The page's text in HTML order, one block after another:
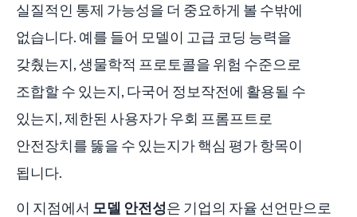
실질적인 통제 가능성을 더 중요하게 볼 수밖에
없습니다. 예를 들어 모델이 고급 코딩 능력을
갖췄는지, 생물학적 프로토콜을 위험 수준으로
조합할 수 있는지, 다국어 정보작전에 활용될 수
있는지, 제한된 사용자가 우회 프롬프트로
안전장치를 뚫을 수 있는지가 핵심 평가 항목이
됩니다.
이 지점에서 모델 안전성은 기업의 자율 선언만으로